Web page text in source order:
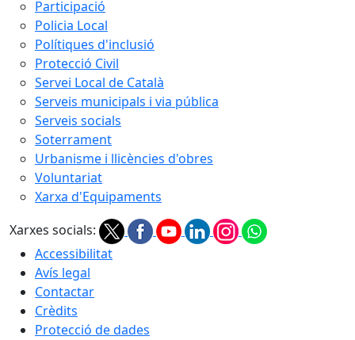
Participació
Policia Local
Polítiques d'inclusió
Protecció Civil
Servei Local de Català
Serveis municipals i via pública
Serveis socials
Soterrament
Urbanisme i llicències d'obres
Voluntariat
Xarxa d'Equipaments
Xarxes socials:
Accessibilitat
Avís legal
Contactar
Crèdits
Protecció de dades